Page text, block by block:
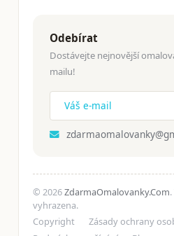
Odebírat
Dostávejte nejnovější
mailu!
© 2026ZdarmaOmalovanky.Com
vyhrazena.
Copyright
Zásady ochrany